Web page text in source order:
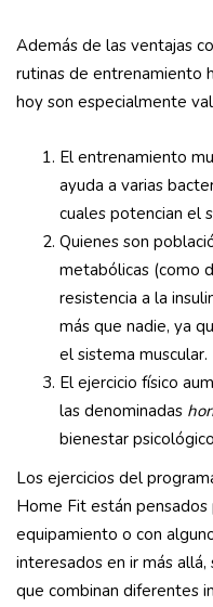
Además de las ventajas
rutinas de entrenamiento
hoy son especialmente
El entrenamiento
ayuda a varias
cuales potencian el
Quienes son
metabólicas (como
resistencia a la
más que nadie, ya
el sistema muscular.
El ejercicio físico
las denominadas
bienestar
Los ejercicios del
Home Fit están pensados
equipamiento o con
interesados en ir más
que combinan diferentes